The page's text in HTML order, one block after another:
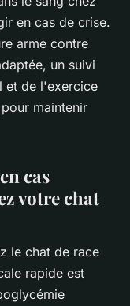
en cas de crise.
arme contre
un suivi
et de l'exercice
maintenir
cas
votre chat
le chat de race
rapide est